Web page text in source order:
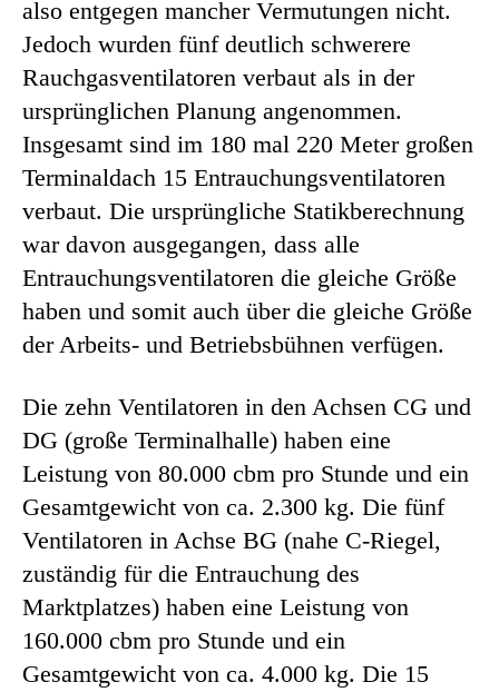
also entgegen mancher Vermutungen nicht.
Jedoch wurden fünf deutlich schwerere
Rauchgasventilatoren verbaut als in der
ursprünglichen Planung angenommen.
Insgesamt sind im 180 mal 220 Meter großen
Terminaldach 15 Entrauchungsventilatoren
verbaut. Die ursprüngliche Statikberechnung
war davon ausgegangen, dass alle
Entrauchungsventilatoren die gleiche Größe
haben und somit auch über die gleiche Größe
der Arbeits- und Betriebsbühnen verfügen.
Die zehn Ventilatoren in den Achsen CG und
DG (große Terminalhalle) haben eine
Leistung von 80.000 cbm pro Stunde und ein
Gesamtgewicht von ca. 2.300 kg. Die fünf
Ventilatoren in Achse BG (nahe C-Riegel,
zuständig für die Entrauchung des
Marktplatzes) haben eine Leistung von
160.000 cbm pro Stunde und ein
Gesamtgewicht von ca. 4.000 kg. Die 15